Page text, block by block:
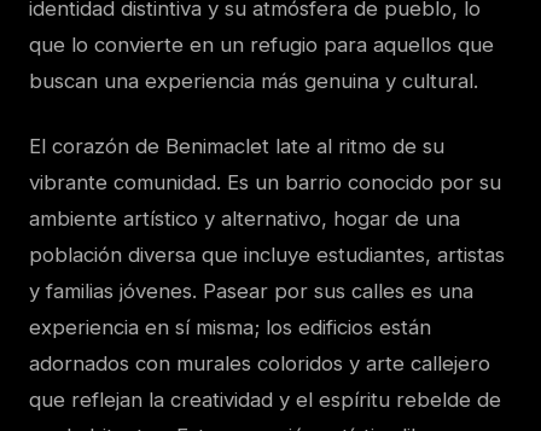
identidad distintiva y su atmósfera de pueblo, lo
que lo convierte en un refugio para aquellos que
buscan una experiencia más genuina y cultural.
El corazón de Benimaclet late al ritmo de su
vibrante comunidad. Es un barrio conocido por su
ambiente artístico y alternativo, hogar de una
población diversa que incluye estudiantes, artistas
y familias jóvenes. Pasear por sus calles es una
experiencia en sí misma; los edificios están
adornados con murales coloridos y arte callejero
que reflejan la creatividad y el espíritu rebelde de